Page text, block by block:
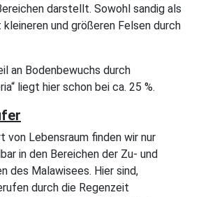
darstellt. Sowohl sandig als
kleineren und größeren Felsen durch
an Bodenbewuchs durch
liegt hier schon bei ca. 25 %.
von Lebensraum finden wir nur
in den Bereichen der Zu- und
des Malawisees. Hier sind,
durch die Regenzeit